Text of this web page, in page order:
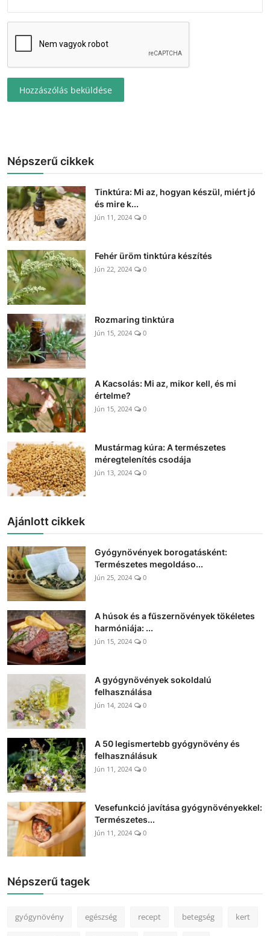
Hozzászólás beküldése
Népszerű cikkek
Tinktúra: Mi az, hogyan készül, miért jó
és mire k...
Jún 11, 2024 0
Fehér üröm tinktúra készítés
Jún 22, 2024 0
Rozmaring tinktúra
Jún 15, 2024 0
A Kacsolás: Mi az, mikor kell, és mi
értelme?
Jún 15, 2024 0
Mustármag kúra: A természetes
méregtelenítés csodája
Jún 13, 2024 0
Ajánlott cikkek
Gyógynövények borogatásként:
Természetes megoldáso...
Jún 25, 2024 0
A húsok és a fűszernövények tökéletes
harmóniája: ...
Jún 15, 2024 0
A gyógynövények sokoldalú
felhasználása
Jún 14, 2024 0
A 50 legismertebb gyógynövény és
felhasználásuk
Jún 11, 2024 0
Vesefunkció javítása gyógynövényekkel:
Természetes...
Jún 11, 2024 0
Népszerű tagek
gyógynövény egészség recept betegség kert